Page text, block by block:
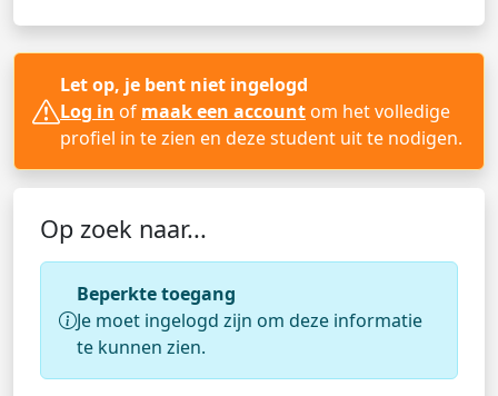
Let op, je bent niet ingelogd
Log in of maak een account om het volledige
profiel in te zien en deze student uit te nodigen.
Op zoek naar...
Beperkte toegang
Je moet ingelogd zijn om deze informatie
te kunnen zien.